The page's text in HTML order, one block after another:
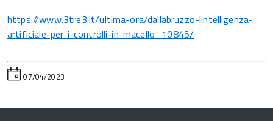
https://www.3tre3.it/ultima-ora/dallabruzzo-lintelligenza-
artificiale-per-i-controlli-in-macello_10845/
07/04/2023